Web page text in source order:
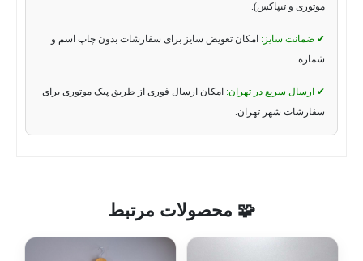
موتوری و تیپاکس).
✔ ضمانت سایز: امکان تعویض سایز برای سفارشات بدون چاپ اسم و
شماره.
✔ ارسال سریع در تهران: امکان ارسال فوری از طریق پیک موتوری برای
سفارشات شهر تهران.
🧩 محصولات مرتبط